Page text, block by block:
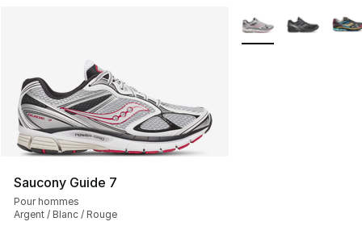
Saucony Guide 7
Pour hommes
Argent / Blanc / Rouge
Plus de couleurs